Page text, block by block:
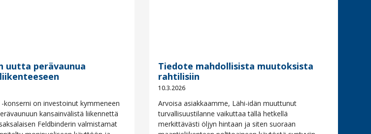
uutta perävaunua
konserni on investoinut kymmeneen
kansainvälistä liikennettä
Feldbinderin valmistamat
Tiedote mahdollisista muutoksista
rahtilisiin
10.3.2026
Arvoisa asiakkaamme, Lähi-idän muuttunut
turvallisuustilanne vaikuttaa tällä hetkellä
merkittävästi öljyn hintaan ja siten suoraan